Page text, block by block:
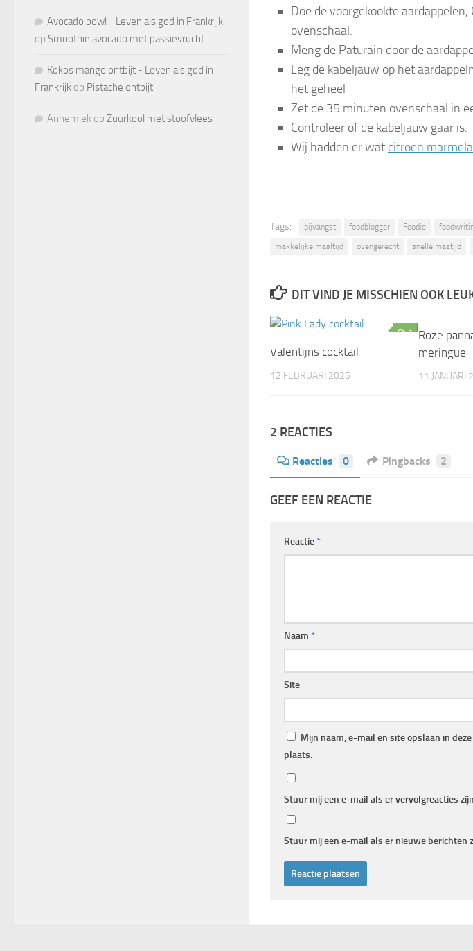
Doe de voorgekookte
ovenschaal.
Meng de Paturain door de
Leg de kabeljauw op het
het geheel
Zet de 35 minuten ovenschaal in
Controleer of de kabeljauw gaar is.
Wij hadden er wat citroen
Tags: bijvangst foodblogger Foodie
makkelijke maaltijd
ovengerecht snelle maatijd
DIT VIND JE MISSCHIEN OOK
0
Valentijns cocktail
12 FEBRUARI 2025
Roze
meringue
11 JANUARI
2 REACTIES
Reacties 0 Pingbacks 2
GEEF EEN REACTIE
Reactie*
Naam *
Site
Mijn naam, e-mail en site opslaan in
plaats.
Stuur mij een e-mail als er vervolgreacties
Stuur mij een e-mail als er nieuwe berichten
Avocado bowl - Leven als god in Frankrijk
op Smoothie avocado met passievrucht
Kokos mango ontbijt - Leven als god in
Frankrijk op Pistache ontbijt
Annemiek op Zuurkool met stoofvlees